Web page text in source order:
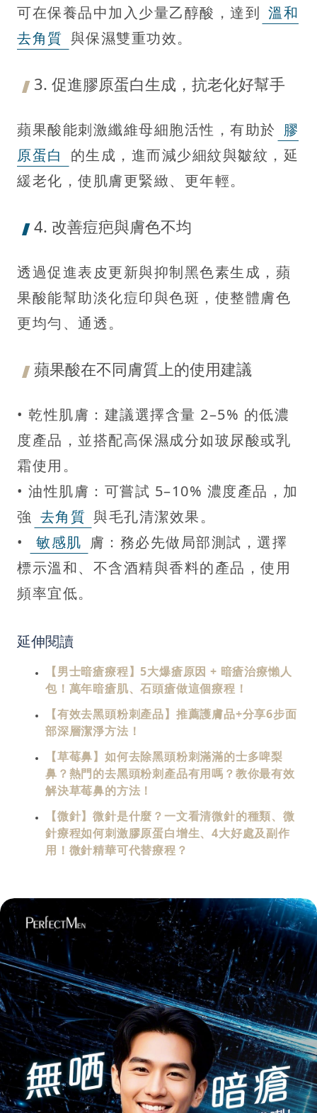
可在保養品中加入少量乙醇酸，達到 溫和
去角質 與保濕雙重功效。
3. 促進膠原蛋白生成，抗老化好幫手
蘋果酸能刺激纖維母細胞活性，有助於 膠
原蛋白
的生成，進而減少細紋與皺紋，延
緩老化，使肌膚更緊緻、更年輕。
4. 改善痘疤與膚色不均
透過促進表皮更新與抑制黑色素生成，蘋
果酸能幫助淡化痘印與色斑，使整體膚色
更均勻、通透。
蘋果酸在不同膚質上的使用建議
• 乾性肌膚：建議選擇含量 2–5% 的低濃
度產品，並搭配高保濕成分如玻尿酸或乳
霜使用。
• 油性肌膚：可嘗試 5–10% 濃度產品，加
強 去角質 與毛孔清潔效果。
•
敏感肌 膚：務必先做局部測試，選擇
標示溫和、不含酒精與香料的產品，使用
頻率宜低。
延伸閱讀
【男士暗瘡療程】5大爆瘡原因 + 暗瘡治療懶人
包！萬年暗瘡肌、石頭瘡做這個療程！
【有效去黑頭粉刺產品】推薦護膚品+分享6步面
部深層潔淨方法！
【草莓鼻】如何去除黑頭粉刺滿滿的士多啤梨
鼻？熱門的去黑頭粉刺產品有用嗎？教你最有效
解決草莓鼻的方法！
【微針】微針是什麼？一文看清微針的種類、微
針療程如何刺激膠原蛋白增生、4大好處及副作
用！微針精華可代替療程？